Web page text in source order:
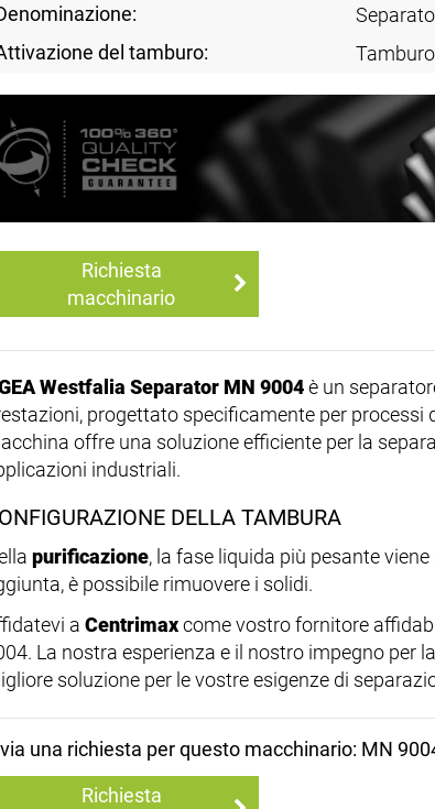
del tamburo:
Richiesta
macchinario
Westfalia Separator MN 9004è un
progettato specificamente per processi
offre una soluzione efficiente per la
industriali.
DELLA TAMBURA
purificazione, la fase liquida più pesante
è possibile rimuovere i solidi.
a Centrimaxcome vostro fornitore
La nostra esperienza e il nostro impegno per
soluzione per le vostre esigenze di
una richiesta per questo macchinario: MN
Richiesta